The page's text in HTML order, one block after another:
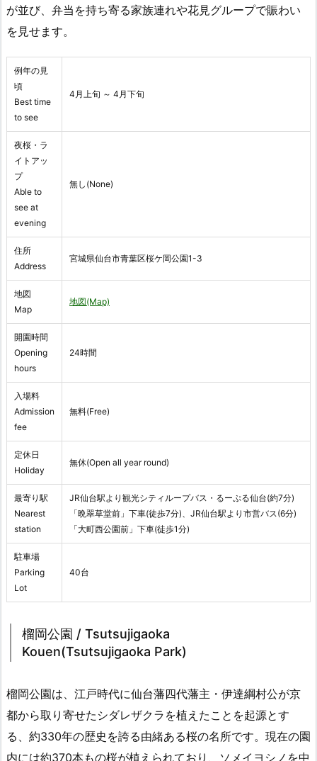
が並び、弁当を持ち寄る家族連れや花見グループで賑わい
を見せます。
例年の見
頃
Best time
to see
4月上旬 ～ 4月下旬
夜桜・ラ
イトアッ
プ
Able to
see at
evening
無し(None)
住所
Address
宮城県仙台市青葉区桜ケ岡公園1-3
地図
Map
地図(Map)
開園時間
Opening
hours
24時間
入場料
Admission
fee
無料(Free)
定休日
Holiday
無休(Open all year round)
最寄り駅
Nearest
station
JR仙台駅より観光シティループバス・るーぷる仙台(約7分)
「晩翠草堂前」下車(徒歩7分)、JR仙台駅より市営バス(6分)
「大町西公園前」下車(徒歩1分)
駐車場
Parking
Lot
40台
榴岡公園 / Tsutsujigaoka
Kouen(Tsutsujigaoka Park)
榴岡公園は、江戸時代に仙台藩四代藩主・伊達綱村公が京
都から取り寄せたシダレザクラを植えたことを起源とす
る、約330年の歴史を誇る由緒ある桜の名所です。現在の園
内には約370本もの桜が植えられており、ソメイヨシノを中